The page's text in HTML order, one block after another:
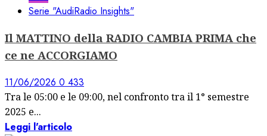
Serie "AudiRadio Insights"
Il MATTINO della RADIO CAMBIA PRIMA che
ce ne ACCORGIAMO
11/06/2026 0 433
Tra le 05:00 e le 09:00, nel confronto tra il 1° semestre
2025 e...
Leggi l'articolo